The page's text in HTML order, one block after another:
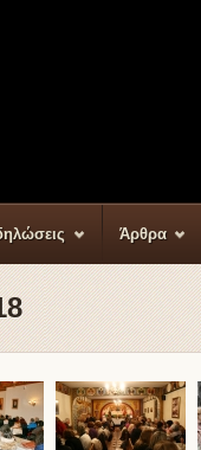
Άρθρα